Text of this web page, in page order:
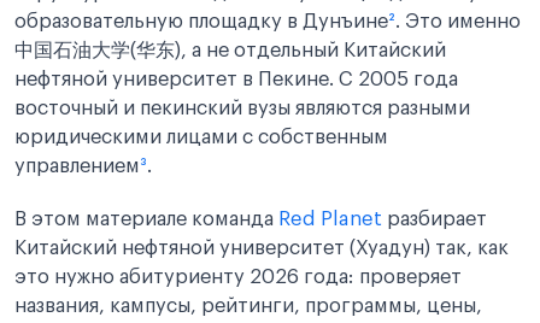
образовательную площадку в Дунъине². Это именно
中国石油大学(华东), а не отдельный Китайский
нефтяной университет в Пекине. С 2005 года
восточный и пекинский вузы являются разными
юридическими лицами с собственным
управлением³.
В этом материале команда Red Planet разбирает
Китайский нефтяной университет (Хуадун) так, как
это нужно абитуриенту 2026 года: проверяет
названия, кампусы, рейтинги, программы, цены,